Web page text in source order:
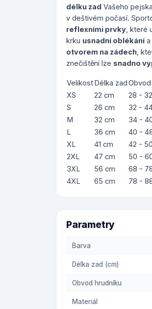
délku zad Vašeho
v deštivém počasí.
reflexními prvky ,
krku usnadní oblékání
otvorem na zádech ,
znečištění lze snadno
VelikostDélka zadObvod
XS
22 cm
28 -
S
26 cm
32 -
M
32 cm
34 -
L
36 cm
40 -
XL
41 cm
42 -
2XL
47 cm
50 -
3XL
56 cm
68 -
4XL
65 cm 78 -
Parametry
Barva
Délka zad (cm)
Obvod hrudníku
Materiál